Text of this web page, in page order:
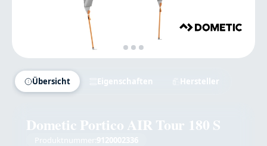
Übersicht Eigenschaften Hersteller
Dometic Portico AIR Tour 180 S
Produktnummer: 9120002336